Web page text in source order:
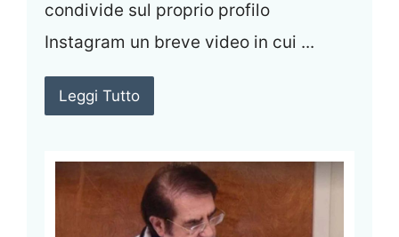
condivide sul proprio profilo
Instagram un breve video in cui ...
Leggi Tutto